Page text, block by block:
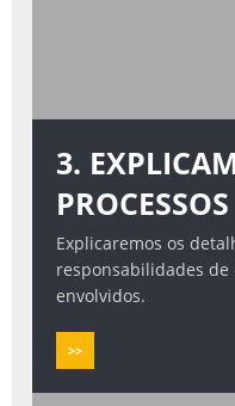
3.
PROCESSOS
Explicaremos os
responsabilidades de
envolvidos.
>>